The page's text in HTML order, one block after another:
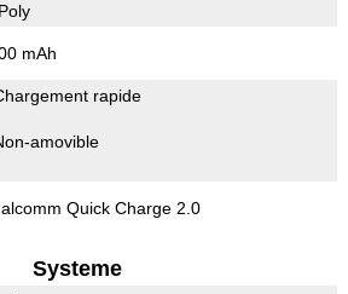
mAh
rapide
amovible
Quick Charge 2.0
Systeme